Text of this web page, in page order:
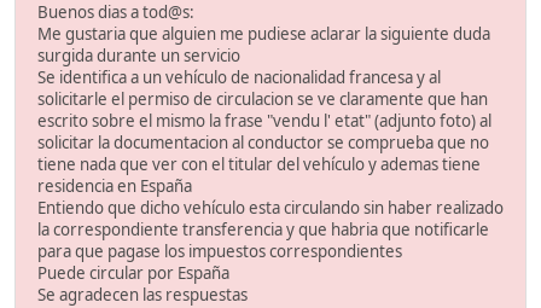
Buenos dias a tod@s:
Me gustaria que alguien me pudiese aclarar la siguiente duda
surgida durante un servicio
Se identifica a un vehículo de nacionalidad francesa y al
solicitarle el permiso de circulacion se ve claramente que han
escrito sobre el mismo la frase "vendu l' etat" (adjunto foto) al
solicitar la documentacion al conductor se comprueba que no
tiene nada que ver con el titular del vehículo y ademas tiene
residencia en España
Entiendo que dicho vehículo esta circulando sin haber realizado
la correspondiente transferencia y que habria que notificarle
para que pagase los impuestos correspondientes
Puede circular por España
Se agradecen las respuestas